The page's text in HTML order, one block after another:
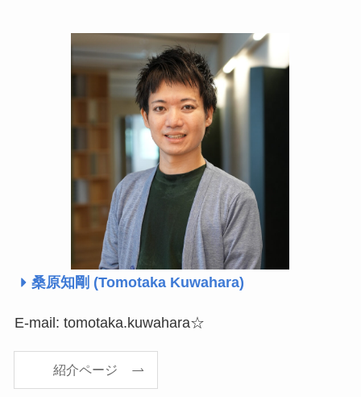
桑原知剛 (Tomotaka Kuwahara)
E-mail: tomotaka.kuwahara☆
紹介ページ